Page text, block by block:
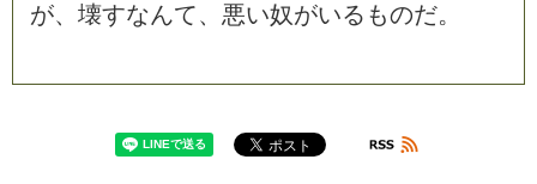
が、 壊すなんて、 悪い奴がいる ものだ。